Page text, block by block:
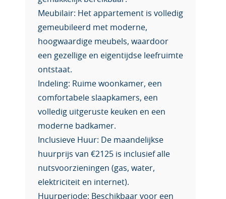
Meubilair: Het appartement is volledig
gemeubileerd met moderne,
hoogwaardige meubels, waardoor
een gezellige en eigentijdse leefruimte
ontstaat.
Indeling: Ruime woonkamer, een
comfortabele slaapkamers, een
volledig uitgeruste keuken en een
moderne badkamer.
Inclusieve Huur: De maandelijkse
huurprijs van €2125 is inclusief alle
nutsvoorzieningen (gas, water,
elektriciteit en internet).
Huurperiode: Beschikbaar voor een